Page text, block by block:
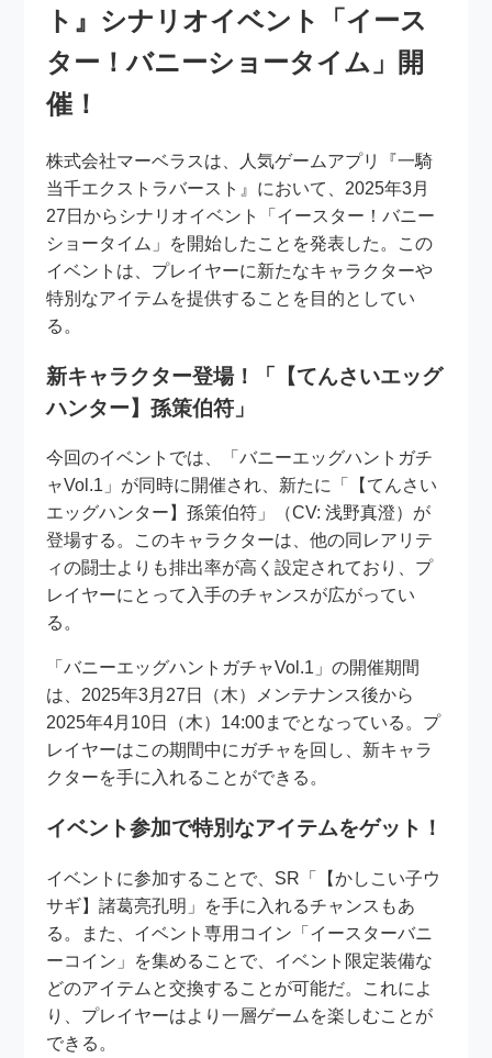
ト』シナリオイベント「イース
ター！バニーショータイム」開
催！
株式会社マーベラスは、人気ゲームアプリ『一騎
当千エクストラバースト』において、2025年3月
27日からシナリオイベント「イースター！バニー
ショータイム」を開始したことを発表した。この
イベントは、プレイヤーに新たなキャラクターや
特別なアイテムを提供することを目的としてい
る。
新キャラクター登場！「【てんさいエッグ
ハンター】孫策伯符」
今回のイベントでは、「バニーエッグハントガチ
ャVol.1」が同時に開催され、新たに「【てんさい
エッグハンター】孫策伯符」（CV: 浅野真澄）が
登場する。このキャラクターは、他の同レアリテ
ィの闘士よりも排出率が高く設定されており、プ
レイヤーにとって入手のチャンスが広がってい
る。
「バニーエッグハントガチャVol.1」の開催期間
は、2025年3月27日（木）メンテナンス後から
2025年4月10日（木）14:00までとなっている。プ
レイヤーはこの期間中にガチャを回し、新キャラ
クターを手に入れることができる。
イベント参加で特別なアイテムをゲット！
イベントに参加することで、SR「【かしこい子ウ
サギ】諸葛亮孔明」を手に入れるチャンスもあ
る。また、イベント専用コイン「イースターバニ
ーコイン」を集めることで、イベント限定装備な
どのアイテムと交換することが可能だ。これによ
り、プレイヤーはより一層ゲームを楽しむことが
できる。